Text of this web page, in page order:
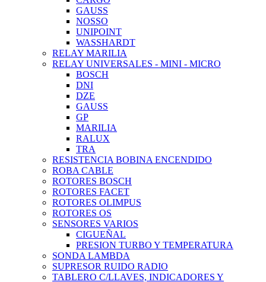
GAUSS
NOSSO
UNIPOINT
WASSHARDT
RELAY MARILIA
RELAY UNIVERSALES - MINI - MICRO
BOSCH
DNI
DZE
GAUSS
GP
MARILIA
RALUX
TRA
RESISTENCIA BOBINA ENCENDIDO
ROBA CABLE
ROTORES BOSCH
ROTORES FACET
ROTORES OLIMPUS
ROTORES OS
SENSORES VARIOS
CIGUEÑAL
PRESION TURBO Y TEMPERATURA
SONDA LAMBDA
SUPRESOR RUIDO RADIO
TABLERO C/LLAVES, INDICADORES Y